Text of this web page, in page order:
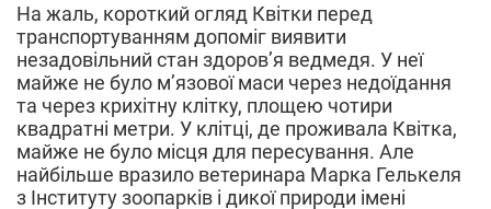
На жаль, короткий огляд Квітки перед
транспортуванням допоміг виявити
незадовільний стан здоров’я ведмедя. У неї
майже не було м’язової маси через недоїдання
та через крихітну клітку, площею чотири
квадратні метри. У клітці, де проживала Квітка,
майже не було місця для пересування. Але
найбільше вразило ветеринара Марка Гелькеля
з Інституту зоопарків і дикої природи імені